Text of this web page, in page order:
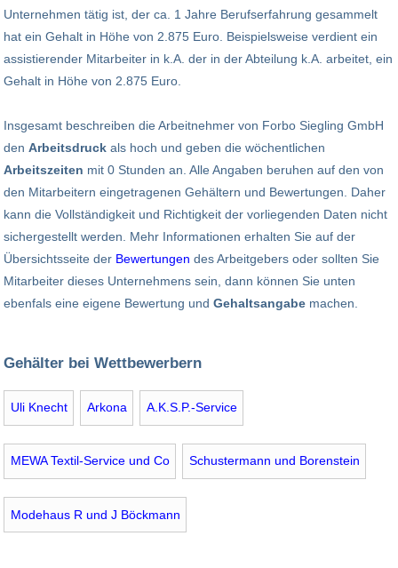
Unternehmen tätig ist, der ca. 1 Jahre Berufserfahrung gesammelt
hat ein Gehalt in Höhe von 2.875 Euro. Beispielsweise verdient ein
assistierender Mitarbeiter in k.A. der in der Abteilung k.A. arbeitet, ein
Gehalt in Höhe von 2.875 Euro.
Insgesamt beschreiben die Arbeitnehmer von Forbo Siegling GmbH
den Arbeitsdruck als hoch und geben die wöchentlichen
Arbeitszeiten mit 0 Stunden an. Alle Angaben beruhen auf den von
den Mitarbeitern eingetragenen Gehältern und Bewertungen. Daher
kann die Vollständigkeit und Richtigkeit der vorliegenden Daten nicht
sichergestellt werden. Mehr Informationen erhalten Sie auf der
Übersichtsseite der Bewertungen des Arbeitgebers oder sollten Sie
Mitarbeiter dieses Unternehmens sein, dann können Sie unten
ebenfals eine eigene Bewertung und Gehaltsangabe machen.
Gehälter bei Wettbewerbern
Uli Knecht Arkona A.K.S.P.-Service
MEWA Textil-Service und Co Schustermann und Borenstein
Modehaus R und J Böckmann